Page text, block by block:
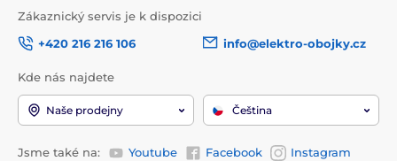
Zákaznický servis je k dispozici
+420 216 216 106
info@elektro-obojky.cz
Kde nás najdete
Naše prodejny Čeština
Jsme také na: Youtube Facebook Instagram